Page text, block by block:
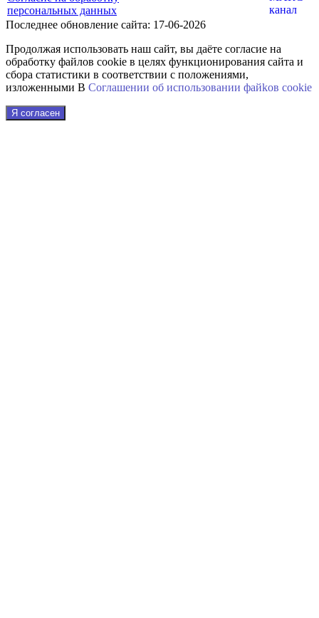
персональных данных
Последнее обновление сайта: 17-06-2026
Продолжая использовать наш сайт, вы даёте согласие на
обработку файлов cookie в целях функционирования сайта и
сбора статистики в соответствии с положениями,
изложенными В Соглашении об использовании файkов cookie
Я согласен